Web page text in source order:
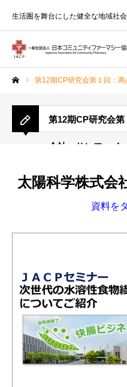
生活圏を舞台にした健全な地域社
第12期CP研究会第１回：商
第12期CP研究会
会社 サンファイバ
太陽科学株式
資料を